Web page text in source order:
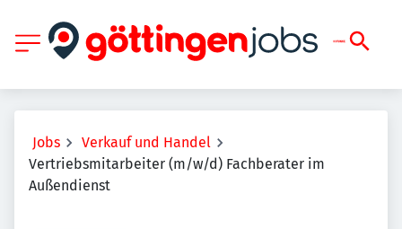
Jobs
Verkauf und Handel
Vertriebsmitarbeiter (m/w/d) Fachberater im
Außendienst